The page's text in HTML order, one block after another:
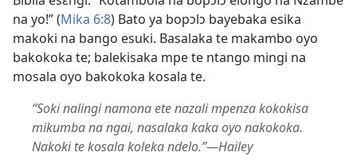
na yo!” (Mika 6:8) Bato ya bopɔlɔ bayebaka esika
makoki na bango esuki. Basalaka te makambo oyo
bakokoka te; balekisaka mpe te ntango mingi na
mosala oyo bakokoka kosala te.
“Soki nalingi namona ete nazali mpenza kokokisa
mikumba na ngai, nasalaka kaka oyo nakokoka.
Nakoki te kosala koleka ndelo.”​—Hailey